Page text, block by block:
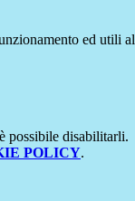
ed utili
possibile disabilitarli.
POLICY.